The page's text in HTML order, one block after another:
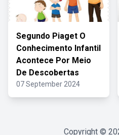
Segundo Piaget O
Conhecimento Infantil
Acontece Por Meio
De Descobertas
07 September 2024
Copyright ©